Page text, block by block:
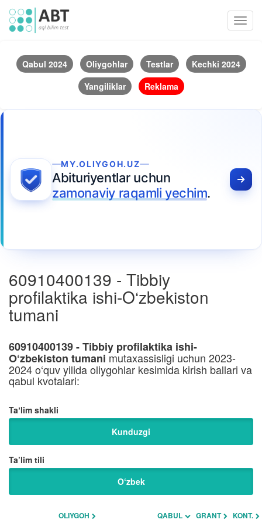
Qabul 2024 Oliygohlar Testlar
Kechki 2024
Yangiliklar
Reklama
MY.OLIYGOH.UZ
Abituriyentlar uchun
zamonaviy raqamli yechim.
60910400139 - Tibbiy
profilaktika ishi-O‘zbekiston
tumani
60910400139 - Tibbiy profilaktika ishi-
O‘zbekiston tumanimutaxassisligi uchun 2023-
2024 o‘quv yilida oliygohlar kesimida kirish ballari va
qabul kvotalari:
Taʼlim shakli
Kunduzgi
Ta’lim tili
O‘zbek
OLIYGOH QABUL GRANT KONT.